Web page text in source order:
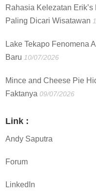
Rahasia Kelezatan
Paling Dicari Wisatawan
Lake Tekapo Fenomena
Baru 10/07/2026
Mince and Cheese Pie
Faktanya 09/07/2026
Link :
Andy Saputra
Forum
LinkedIn